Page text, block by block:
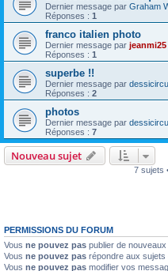
Dernier message par Graham
Réponses : 1
franco italien photo
Dernier message par jeanmi25
Réponses : 1
superbe !!
Dernier message par
Réponses : 2
photos
Dernier message par
Réponses : 7
Nouveau sujet
7 sujets
PERMISSIONS DU FORUM
Vous ne pouvez pas publier de
Vous ne pouvez pas répondre aux
Vous ne pouvez pas modifier vos